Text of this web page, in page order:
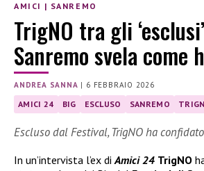
AMICI | SANREMO
TrigNO tra gli
Sanremo svela come
ANDREA SANNA | 6 FEBBRAIO 2026
AMICI 24 BIG ESCLUSO SANREMO
Escluso dal Festival, TrigNO ha
In un’intervista l’ex di Amici 24 TrigNO